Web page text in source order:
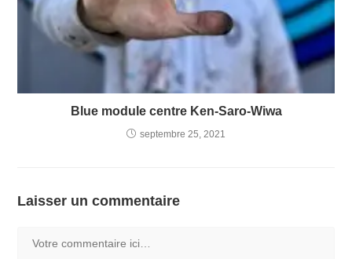
Blue module centre Ken-Saro-Wiwa
septembre 25, 2021
Laisser un commentaire